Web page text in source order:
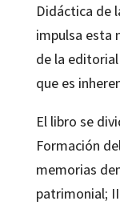
Didáctica de
impulsa esta
de la
que es
El libro se
Formación
memorias
patrimonial;